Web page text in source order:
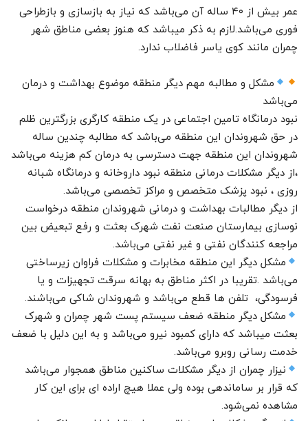
عمر بیش از ۴۰ ساله آن می‌باشد که نیاز به بازسازی و بازطراحی
فوری می‌باشد.لازم به ذکر میباشد که هنوز بعضی مناطق شهر
چمران مانند کوی یاسر فاضلاب ندارد.
مشکل و مطالبه مهم دیگر منطقه موضوع بهداشت و درمان
می‌باشد
نبود درمانگاه تامین اجتماعی در یک منطقه کارگری بزرگترین ظلم
در حق شهروندان این منطقه می‌باشد که مطالبه چندین ساله
شهروندان این منطقه جهت دسترسی به درمان کم هزینه می‌باشد
،از دیگر مشکلات درمانی منطقه نبود داروخانه و درمانگاه شبانه
روزی ، نبود پزشک متخصص و مراکز تخصصی می‌باشد.
از دیگر مطالبات بهداشت و درمانی شهروندان منطقه درخواست
نوسازی بیمارستان صنعت نفت شهرک بعثت و رفع تبعیض بین
مراجعه کنندگان نفتی و غیر نفتی می‌باشد.
مشکل دیگر این منطقه مخابرات و مشکلات فراوان زیرساختی
می‌باشد .تقریبا در اکثر مناطق به بهانه سرقت تجهیزات و یا
فرسودگی، تلفن ها قطع می‌باشد و شهروندان شاکی می‌باشند.
مشکل دیگر منطقه ضعف سیستم پست شهر چمران و شهرک
بعثت میباشد که دارای کمبود نیرو می‌باشد و به این دلیل با ضعف
خدمت رسانی روبرو می‌باشد.
نیزار چمران از دیگر مشکلات ساکنین مناطق همجوار می‌باشد
که قرار بر ساماندهی بوده ولی عملا هیچ اراده ای برای این کار
مشاهده نمی‌شود.